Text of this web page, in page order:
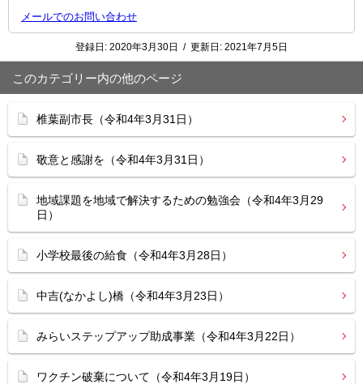
メールでのお問い合わせ
登録日: 2020年3月30日 / 更新日: 2021年7月5日
このカテゴリー内の他のページ
椎葉副市長（令和4年3月31日）
敬意と感謝を（令和4年3月31日）
地域課題を地域で解決するための勉強会（令和4年3月29
日）
小学校最後の給食（令和4年3月28日）
中吉(なかよし)橋（令和4年3月23日）
みらいステップアップ助成事業（令和4年3月22日）
ワクチン破棄について（令和4年3月19日）